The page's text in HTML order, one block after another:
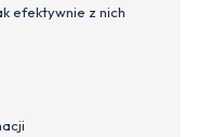
efektywnie z nich